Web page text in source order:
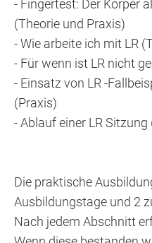
- Fingertest: Der Körper
(Theorie und Praxis)
- Wie arbeite ich mit LR
- Für wenn ist LR nicht
- Einsatz von LR -
(Praxis)
- Ablauf einer LR Sitzung
Die praktische
Ausbildungstage und 2
Nach jedem Abschnitt